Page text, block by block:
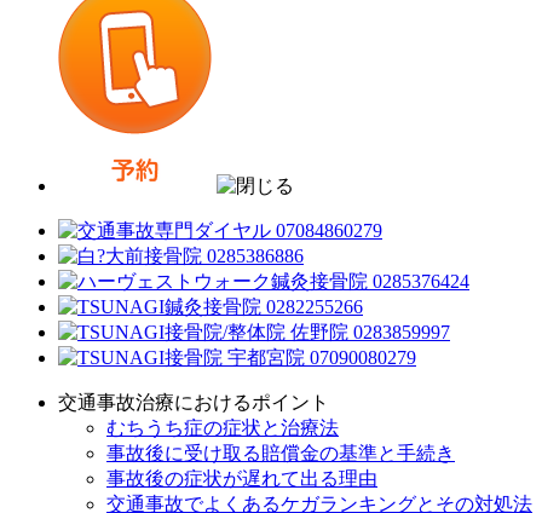
交通事故治療におけるポイント
むちうち症の症状と治療法
事故後に受け取る賠償金の基準と手続き
事故後の症状が遅れて出る理由
交通事故でよくあるケガランキングとその対処法